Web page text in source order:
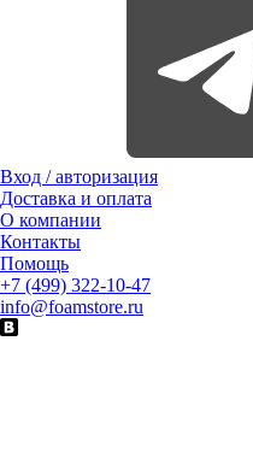
Вход / авторизация
Доставка и оплата
О компании
Контакты
Помощь
+7 (499) 322-10-47
info@foamstore.ru